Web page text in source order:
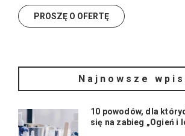
Najnowsze
10 powodów, dla
się na zabieg „Ogień i